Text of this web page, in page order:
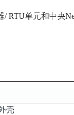
/ RTU单元和中央
壳